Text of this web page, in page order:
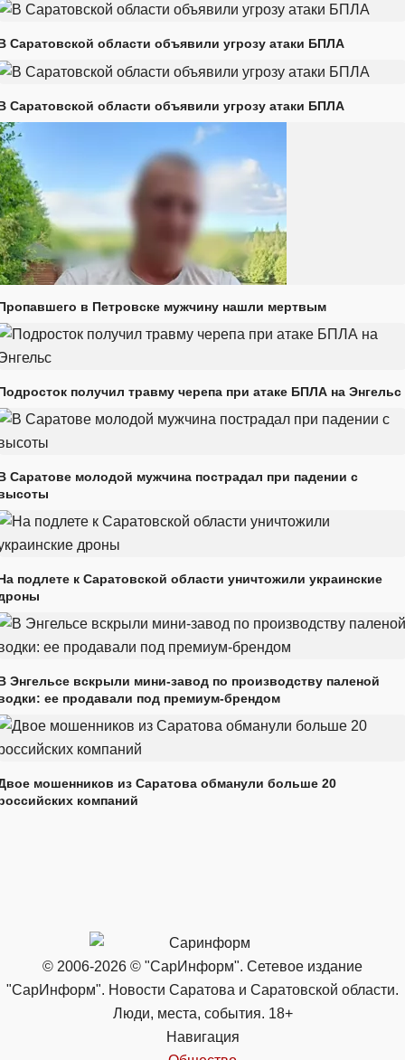
Саратовской области объявили угрозу атаки БПЛА
Саратовской области объявили угрозу атаки БПЛА
в Петровске мужчину нашли мертвым
получил травму черепа при атаке БПЛА на Энгельс
Саратове молодой мужчина пострадал при падении с
подлете к Саратовской области уничтожили украинские
Энгельсе вскрыли мини-завод по производству паленой
ее продавали под премиум-брендом
мошенников из Саратова обманули больше 20
компаний
© 2006-2026 © "СарИнформ". Сетевое издание
"СарИнформ". Новости Саратова и Саратовской области.
Люди, места, события. 18+
Навигация